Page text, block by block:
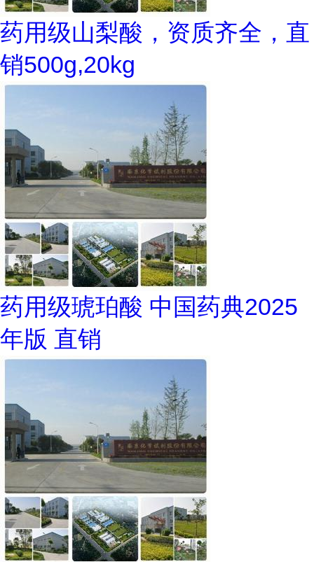
药用级山梨酸，资质齐全，直
销500g,20kg
药用级琥珀酸 中国药典2025
年版 直销